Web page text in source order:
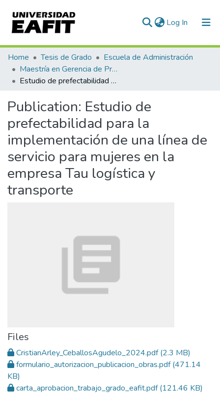
Log In (current)
Communities & Collections
All of DSpace
Home Tesis de Grado
Escuela de Administración
Maestría en Gerencia de Proyectos (Tesis)
Estudio de prefectabilidad para la implementación de una línea de servicio para mujeres en la empresa Tau logística y transporte
Publication: Estudio de
prefectabilidad para la
implementación de una línea de
servicio para mujeres en la
empresa Tau logística y
transporte
Files
CristianArley_CeballosAgudelo_2024.pdf(2.3 MB)
formulario_autorizacion_publicacion_obras.pdf(471.14
KB)
carta_aprobacion_trabajo_grado_eafit.pdf(121.46 KB)